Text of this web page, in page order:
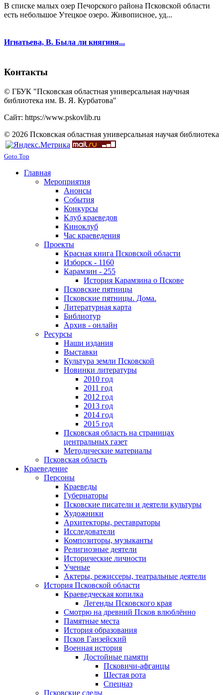
В списке малых озер Печорского района Псковской области
есть небольшое Утецкое озеро. Живописное, уд...
Игнатьева, В. Была ли княгиня...
Контакты
© ГБУК "Псковская областная универсальная научная
библиотека им. В. Я. Курбатова"
Сайт: https://www.pskovlib.ru
© 2026 Псковская областная универсальная научая библиотека
Goto Top
Главная
Мероприятия
Анонсы
События
Конкурсы
Клуб краеведов
Киноклуб
Час краеведения
Проекты
Красная книга Псковской области
Изборск - 1160
Карамзин - 255
История Карамзина о Пскове
Псковские пятницы
Псковские пятницы. Дома.
Литературная карта
Библиотур
Архив - онлайн
Ресурсы
Наши издания
Выставки
Культура земли Псковской
Новинки литературы
2010 год
2011 год
2012 год
2013 год
2014 год
2015 год
Псковская область на страницах
центральных газет
Методические материалы
Псковская область
Краеведение
Персоны
Краеведы
Губернаторы
Псковские писатели и деятели культуры
Художники
Архитекторы, реставраторы
Исследователи
Композиторы, музыканты
Религиозные деятели
Исторические личности
Ученые
Актеры, режиссеры, театральные деятели
История Псковской области
Краеведческая копилка
Легенды Псковского края
Смотрю на древний Псков влюблённо
Памятные места
История образования
Псков Ганзейский
Военная история
Достойные памяти
Псковичи-афганцы
Шестая рота
Спецназ
Псковские следы